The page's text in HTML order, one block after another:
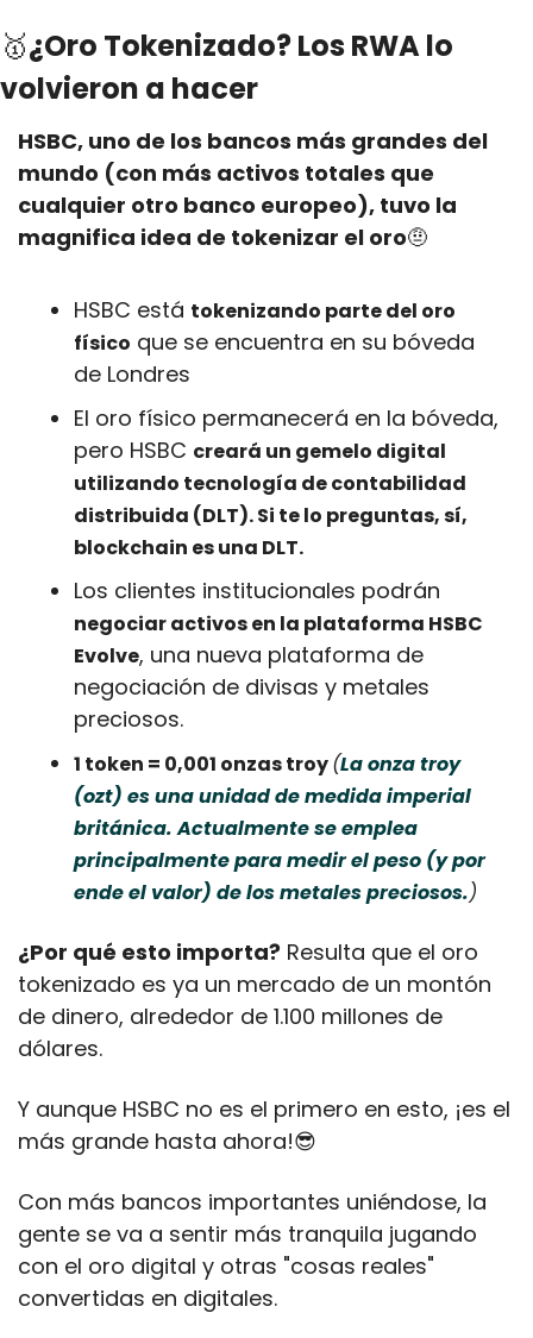
🥇¿Oro Tokenizado? Los RWA lo
volvieron a hacer
HSBC, uno de los bancos más grandes del
mundo (con más activos totales que
cualquier otro banco europeo), tuvo la
magnifica idea de tokenizar el oro🤨
HSBC está tokenizando parte del oro
físico que se encuentra en su bóveda
de Londres
El oro físico permanecerá en la bóveda,
pero HSBC creará un gemelo digital
utilizando tecnología de contabilidad
distribuida (DLT). Si te lo preguntas, sí,
blockchain es una DLT.
negociar activos en la plataforma HSBC
Evolve, una nueva plataforma de
negociación de divisas y metales
preciosos.
1 token = 0,001 onzas troy (La onza troy
(ozt) es una unidad de medida imperial
británica. Actualmente se emplea
principalmente para medir el peso (y por
ende el valor) de los metales preciosos.)
¿Por qué esto importa? Resulta que el oro
tokenizado es ya un mercado de un montón
de dinero, alrededor de 1.100 millones de
dólares.
Y aunque HSBC no es el primero en esto, ¡es el
más grande hasta ahora!😎
Con más bancos importantes uniéndose, la
gente se va a sentir más tranquila jugando
con el oro digital y otras "cosas reales"
convertidas en digitales.